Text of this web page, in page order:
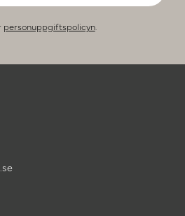
personuppgiftspolicyn.